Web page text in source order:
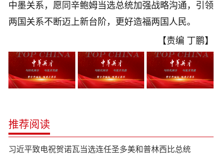
中墨关系，愿同辛鲍姆当选总统加强战略沟通，引领
两国关系不断迈上新台阶，更好造福两国人民。
【责编 丁鹏】
推荐阅读
习近平致电祝贺诺瓦当选连任圣多美和普林西比总统